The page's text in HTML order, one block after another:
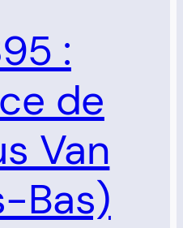
:
de
Van
Bas)